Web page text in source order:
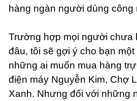
hàng ngàn người dùng công
Trường hợp mọi người chưa
đâu, tôi sẽ gợi ý cho bạn
những ai muốn mua hàng
điện máy Nguyễn Kim, Chợ
Xanh. Nhưng đối với những